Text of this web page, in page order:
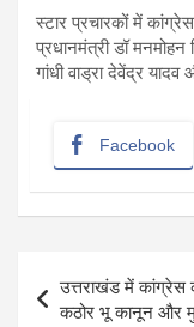
स्टार प्रचारकों में कांग्रेस
प्रधानमंत्री डॉ मनमोहन
गांधी वाड्रा देवेंद्र
Facebook
navigation
उत्तराखंड में कांग्रेस
कठोर भू कानून और